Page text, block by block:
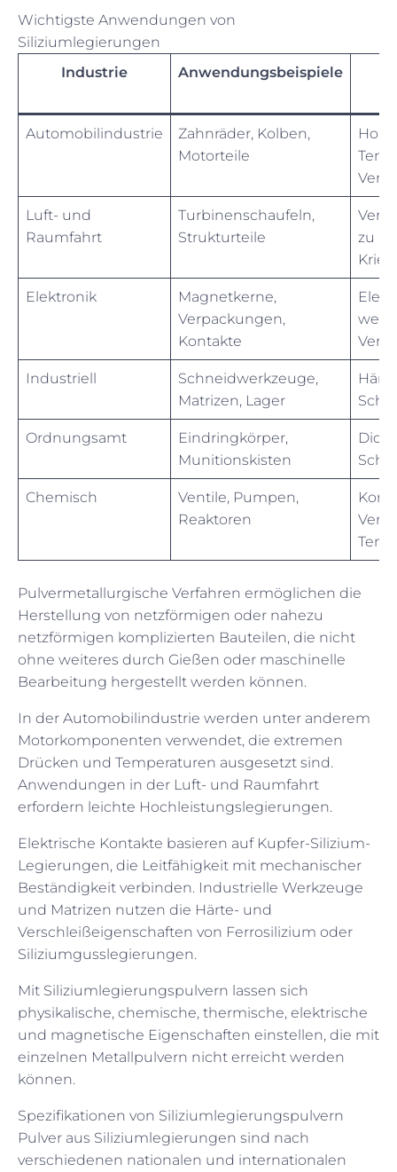
Wichtigste Anwendungen von
Siliziumlegierungen
Industrie
Anwendungsbeispiele
Automobilindustrie
Zahnräder, Kolben,
Motorteile
Hohe
Luft- und
Raumfahrt
Turbinenschaufeln,
Strukturteile
zu
Elektronik
Magnetkerne,
Verpackungen,
Kontakte
Industriell
Schneidwerkzeuge,
Matrizen, Lager
Ordnungsamt
Eindringkörper,
Munitionskisten
Chemisch
Ventile, Pumpen,
Reaktoren
Pulvermetallurgische Verfahren ermöglichen die
Herstellung von netzförmigen oder nahezu
netzförmigen komplizierten Bauteilen, die nicht
ohne weiteres durch Gießen oder maschinelle
Bearbeitung hergestellt werden können.
In der Automobilindustrie werden unter anderem
Motorkomponenten verwendet, die extremen
Drücken und Temperaturen ausgesetzt sind.
Anwendungen in der Luft- und Raumfahrt
erfordern leichte Hochleistungslegierungen.
Elektrische Kontakte basieren auf Kupfer-Silizium-
Legierungen, die Leitfähigkeit mit mechanischer
Beständigkeit verbinden. Industrielle Werkzeuge
und Matrizen nutzen die Härte- und
Verschleißeigenschaften von Ferrosilizium oder
Siliziumgusslegierungen.
Mit Siliziumlegierungspulvern lassen sich
physikalische, chemische, thermische, elektrische
und magnetische Eigenschaften einstellen, die mit
einzelnen Metallpulvern nicht erreicht werden
können.
Spezifikationen von Siliziumlegierungspulvern
Pulver aus Siliziumlegierungen sind nach
verschiedenen nationalen und internationalen